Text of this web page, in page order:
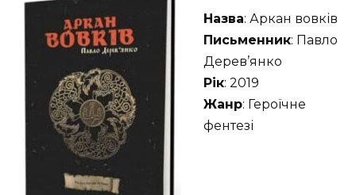
Назва: Аркан вовків
Письменник: Павло
Дерев’янко
Рік: 2019
Жанр: Героїчне
фентезі